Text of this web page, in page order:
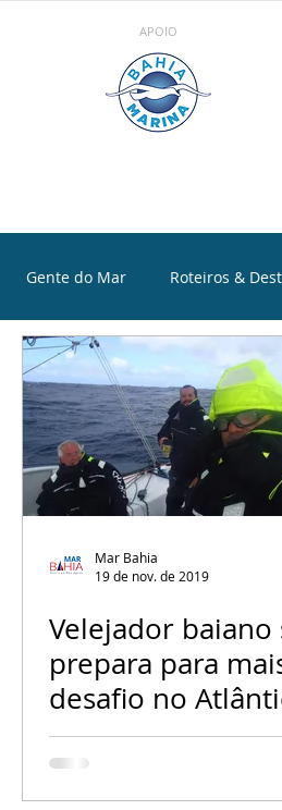
Gente do Mar Roteiros &
Mar Bahia
19 de nov. de 2019
Velejador baiano
prepara para
desafio no
APOIO